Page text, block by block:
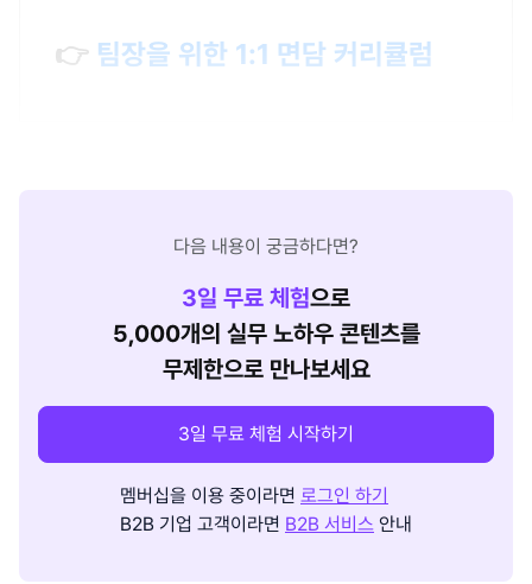
👉 팀장을 위한 1:1 면담 커리큘럼
다음 내용이 궁금하다면?
3일 무료 체험으로
5,000개의 실무 노하우 콘텐츠를
무제한으로 만나보세요
3일 무료 체험 시작하기
멤버십을 이용 중이라면 로그인 하기
B2B 기업 고객이라면 B2B 서비스 안내